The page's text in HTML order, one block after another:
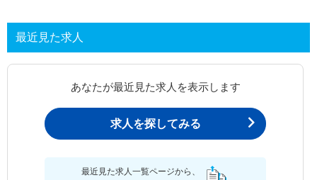
最近見た求人
あなたが最近見た求人を表示します
求人を探してみる
最近見た求人一覧ページから、